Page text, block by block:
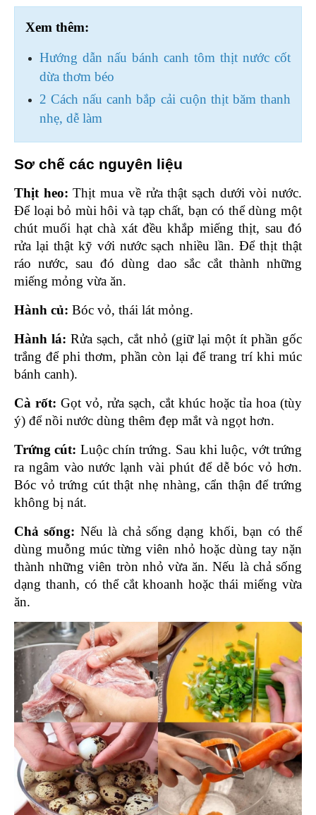
Xem thêm:
Hướng dẫn nấu bánh canh tôm thịt nước cốt
dừa thơm béo
2 Cách nấu canh bắp cải cuộn thịt băm thanh
nhẹ, dễ làm
Sơ chế các nguyên liệu
Thịt heo: Thịt mua về rửa thật sạch dưới vòi nước.
Để loại bỏ mùi hôi và tạp chất, bạn có thể dùng một
chút muối hạt chà xát đều khắp miếng thịt, sau đó
rửa lại thật kỹ với nước sạch nhiều lần. Để thịt thật
ráo nước, sau đó dùng dao sắc cắt thành những
miếng mỏng vừa ăn.
Hành củ: Bóc vỏ, thái lát mỏng.
Hành lá: Rửa sạch, cắt nhỏ (giữ lại một ít phần gốc
trắng để phi thơm, phần còn lại để trang trí khi múc
bánh canh).
Cà rốt: Gọt vỏ, rửa sạch, cắt khúc hoặc tỉa hoa (tùy
ý) để nồi nước dùng thêm đẹp mắt và ngọt hơn.
Trứng cút: Luộc chín trứng. Sau khi luộc, vớt trứng
ra ngâm vào nước lạnh vài phút để dễ bóc vỏ hơn.
Bóc vỏ trứng cút thật nhẹ nhàng, cẩn thận để trứng
không bị nát.
Chả sống: Nếu là chả sống dạng khối, bạn có thể
dùng muỗng múc từng viên nhỏ hoặc dùng tay nặn
thành những viên tròn nhỏ vừa ăn. Nếu là chả sống
dạng thanh, có thể cắt khoanh hoặc thái miếng vừa
ăn.